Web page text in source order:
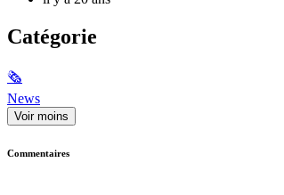
Catégorie
🗞
News
Voir moins
Commentaires